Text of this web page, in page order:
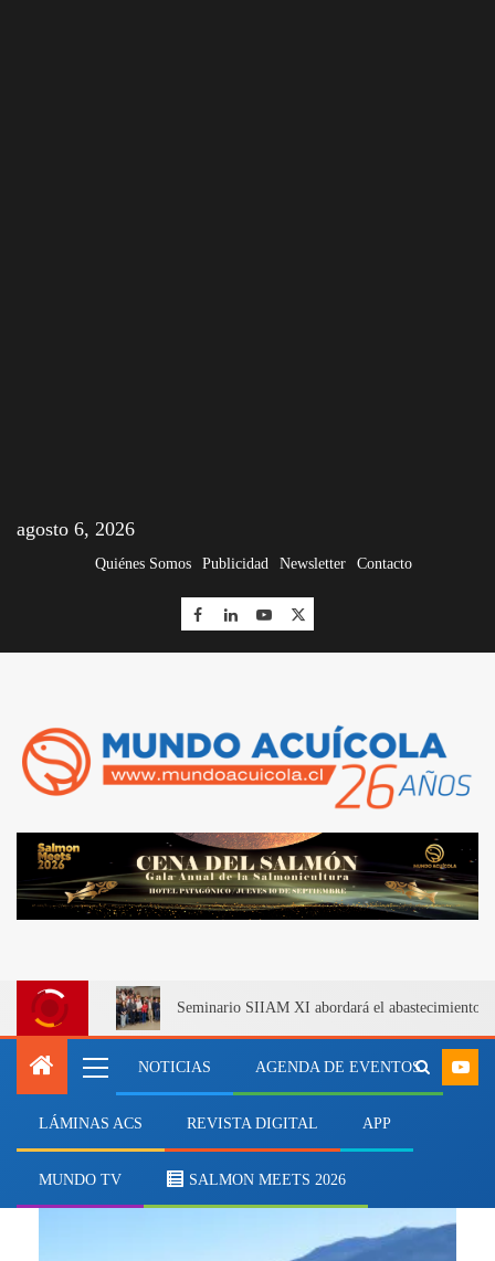
agosto 6, 2026
Quiénes Somos Publicidad Newsletter Contacto
Seminario SIIAM XI abordará el abastecimiento
NOTICIAS AGENDA DE EVENTOS
LÁMINAS ACS REVISTA DIGITAL APP
MUNDO TV SALMON MEETS 2026
MARGEO